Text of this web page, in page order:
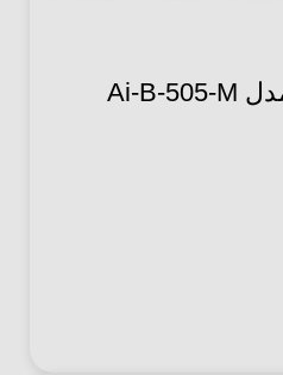
دوربین AHD آیلوک مدل Ai-B-505-M